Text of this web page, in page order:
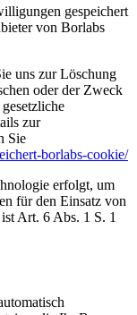
gespeichert
von Borlabs
uns zur Löschung
oder der Zweck
zur
Sie
borlabs-cookie/
erfolgt, um
für den Einsatz von
Art. 6 Abs. 1 S. 1